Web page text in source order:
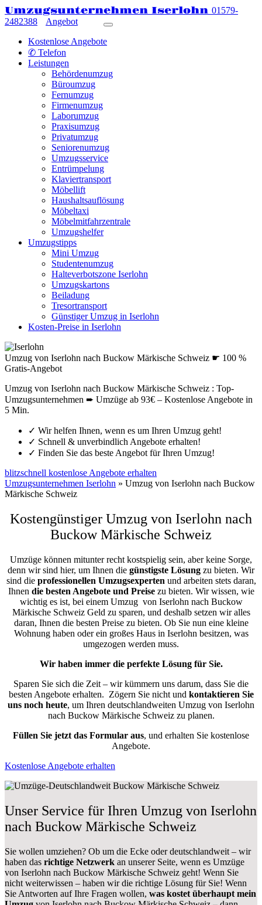
Umzugsunternehmen Iserlohn 01579-
2482388
Angebot
Kostenlose Angebote
✆ Telefon
Leistungen
Behördenumzug
Büroumzug
Fernumzug
Firmenumzug
Laborumzug
Praxisumzug
Privatumzug
Seniorenumzug
Umzugsservice
Entrümpelung
Klaviertransport
Möbellift
Haushaltsauflösung
Möbeltaxi
Möbelmitfahrzentrale
Umzugshelfer
Umzugstipps
Mini Umzug
Studentenumzug
Halteverbotszone Iserlohn
Umzugskartons
Beiladung
Tresortransport
Günstiger Umzug in Iserlohn
Kosten-Preise in Iserlohn
Umzug von Iserlohn nach Buckow Märkische Schweiz ☛ 100 %
Gratis-Angebot
Umzug von Iserlohn nach Buckow Märkische Schweiz : Top-
Umzugsunternehmen ➨ Umzüge ab 93€ – Kostenlose Angebote in
5 Min.
✓ Wir helfen Ihnen, wenn es um Ihren Umzug geht!
✓ Schnell & unverbindlich Angebote erhalten!
✓ Finden Sie das beste Angebot für Ihren Umzug!
blitzschnell kostenlose Angebote erhalten
Umzugsunternehmen Iserlohn » Umzug von Iserlohn nach Buckow
Märkische Schweiz
Kostengünstiger Umzug von Iserlohn nach
Buckow Märkische Schweiz
Umzüge können mitunter recht kostspielig sein, aber keine Sorge,
denn wir sind hier, um Ihnen die günstigste Lösung zu bieten. Wir
sind die professionellen Umzugsexperten und arbeiten stets daran,
Ihnen die besten Angebote und Preisezu bieten. Wir wissen, wie
wichtig es ist, bei einem Umzug von Iserlohn nach Buckow
Märkische Schweiz Geld zu sparen, und deshalb setzen wir alles
daran, Ihnen die besten Preise zu bieten. Ob Sie nun eine kleine
Wohnung haben oder ein großes Haus in Iserlohn besitzen, was
umgezogen werden muss.
Wir haben immer die perfekte Lösung für Sie.
Sparen Sie sich die Zeit – wir kümmern uns darum, dass Sie die
besten Angebote erhalten. Zögern Sie nicht und kontaktieren Sie
uns noch heute, um Ihren deutschlandweiten Umzug von Iserlohn
nach Buckow Märkische Schweiz zu planen.
Füllen Sie jetzt das Formular aus, und erhalten Sie kostenlose
Angebote.
Kostenlose Angebote erhalten
Unser Service für Ihren Umzug von Iserlohn
nach Buckow Märkische Schweiz
Sie wollen umziehen? Ob um die Ecke oder deutschlandweit – wir
haben das richtige Netzwerk an unserer Seite, wenn es Umzüge
von Iserlohn nach Buckow Märkische Schweiz geht! Wenn Sie
nicht weiterwissen – haben wir die richtige Lösung für Sie! Wenn
Sie Antworten auf Ihre Fragen wollen, was kostet überhaupt mein